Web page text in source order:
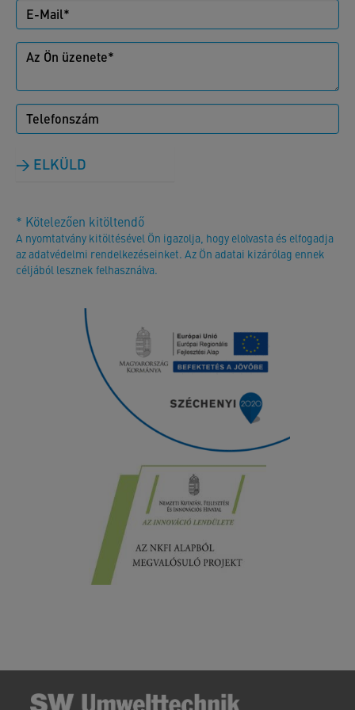
ELKÜLD
* Kötelezően kitöltendő
A nyomtatvány kitöltésével Ön igazolja, hogy elolvasta és elfogadja
az adatvédelmi rendelkezéseinket. Az Ön adatai kizárólag ennek
céljából lesznek felhasználva.